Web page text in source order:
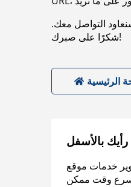
التواصل معك.
شكرًا على صبرك!
الرئيسية
رأيك بالأسفل
خدمات موقع